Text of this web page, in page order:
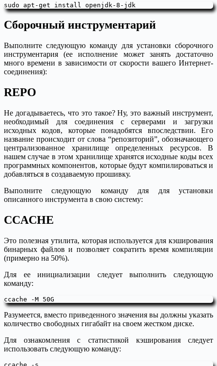
Сборочный инструментарий
Выполните следующую команду для установки сборочного
инструментария (ее исполнение может занять достаточно
много времени в зависимости от скорости вашего Интернет-
соединения):
REPO
Не догадываетесь, что это такое? Ну, это важный инструмент,
необходимый для соединения с серверами и загрузки
исходных кодов, которые понадобятся впоследствии. Его
название происходит от слова “репозиторий”, обозначающего
централизованное хранилище определенных ресурсов. В
нашем случае в этом хранилище хранятся исходные коды всех
программных компонентов, которые будут компилироваться и
добавляться в создаваемую прошивку.
Выполните следующую команду для для установки
описанного инструмента в свою систему:
CCACHE
Это полезная утилита, которая используется для кэширования
бинарных файлов и позволяет сократить время компиляции
(примерно на 50%).
Для ее инициализации следует выполнить следующую
команду:
Разумеется, вместо приведенного значения вы должны указать
количество свободных гигабайт на своем жестком диске.
Для ознакомления с статистикой кэширования следует
использовать следующую команду: